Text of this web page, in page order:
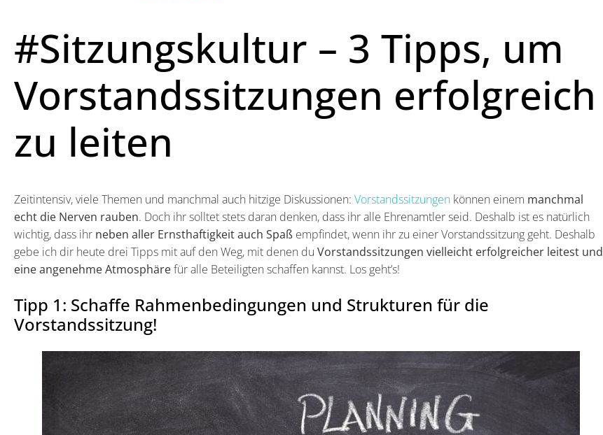
#Sitzungskultur – 3 Tipps, um
Vorstandssitzungen erfolgreich
zu leiten
Zeitintensiv, viele Themen und manchmal auch hitzige Diskussionen: Vorstandssitzungen können einem manchmal
echt die Nerven rauben. Doch ihr solltet stets daran denken, dass ihr alle Ehrenamtler seid. Deshalb ist es natürlich
wichtig, dass ihr neben aller Ernsthaftigkeit auch Spaß empfindet, wenn ihr zu einer Vorstandssitzung geht. Deshalb
gebe ich dir heute drei Tipps mit auf den Weg, mit denen du Vorstandssitzungen vielleicht erfolgreicher leitest und
eine angenehme Atmosphärefür alle Beteiligten schaffen kannst. Los geht’s!
Tipp 1: Schaffe Rahmenbedingungen und Strukturen für die
Vorstandssitzung!